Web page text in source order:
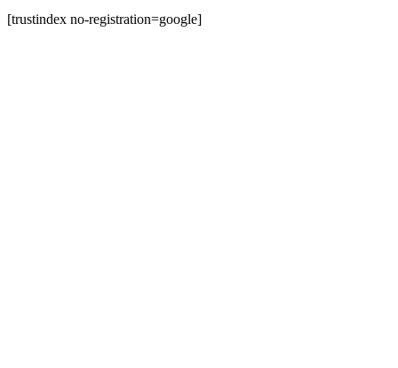
[trustindex no-registration=google]